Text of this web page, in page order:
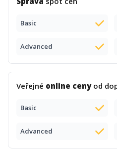
Basic
Advanced
Veřejné online cenyod
Basic
Advanced